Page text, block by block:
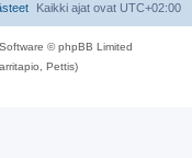
Kaikki ajat ovat UTC+02:00
© phpBB Limited
Pettis)